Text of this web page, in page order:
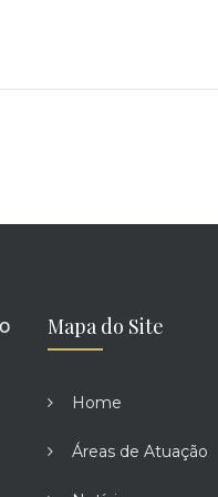
Mapa do Site
Home
Áreas de Atuação